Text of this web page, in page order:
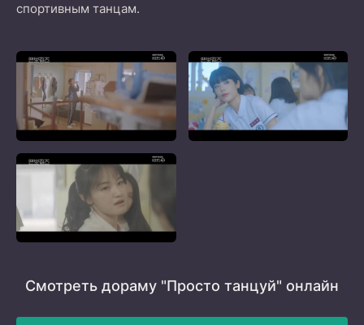
спортивным танцам.
Смотреть дораму "Просто танцуй" онлайн